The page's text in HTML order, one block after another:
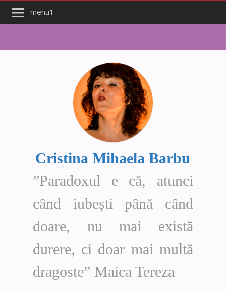
menu1
Cristina Mihaela Barbu
”Paradoxul e că, atunci
când iubești până când
doare, nu mai există
durere, ci doar mai multă
dragoste” Maica Tereza